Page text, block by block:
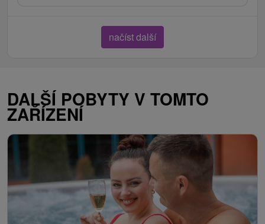
načíst další
DALŠÍ POBYTY V TOMTO
ZAŘÍZENÍ